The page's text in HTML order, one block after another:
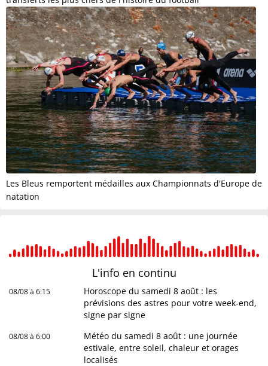
Les Bleus remportent médailles aux Championnats d'Europe de
natation
L'info en continu
08/08 à 6:15
Horoscope du samedi 8 août : les
prévisions des astres pour votre week-end,
signe par signe
08/08 à 6:00
Météo du samedi 8 août : une journée
estivale, entre soleil, chaleur et orages
localisés